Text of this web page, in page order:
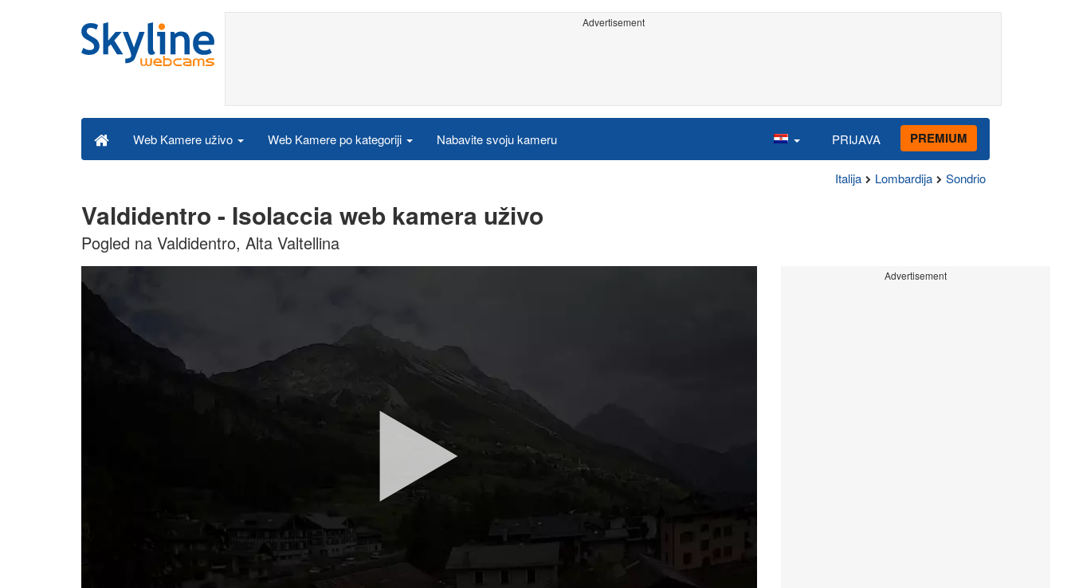
Advertisement
Web Kamere uživo Web Kamere po kategoriji Nabavite svoju kameru PRIJAVA PREMIUM
Italija Lombardija Sondrio
Valdidentro - Isolaccia web kamera uživo
Pogled na Valdidentro, Alta Valtellina
Advertisement